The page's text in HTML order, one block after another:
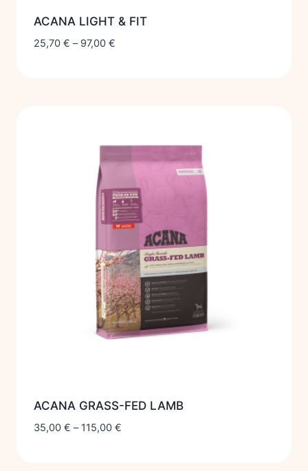
ACANA LIGHT & FIT
25,70 € – 97,00 €
ACANA GRASS-FED LAMB
35,00 € – 115,00 €